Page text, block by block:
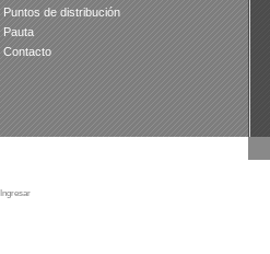
Puntos de distribución
Pauta
Contacto
Ingresar